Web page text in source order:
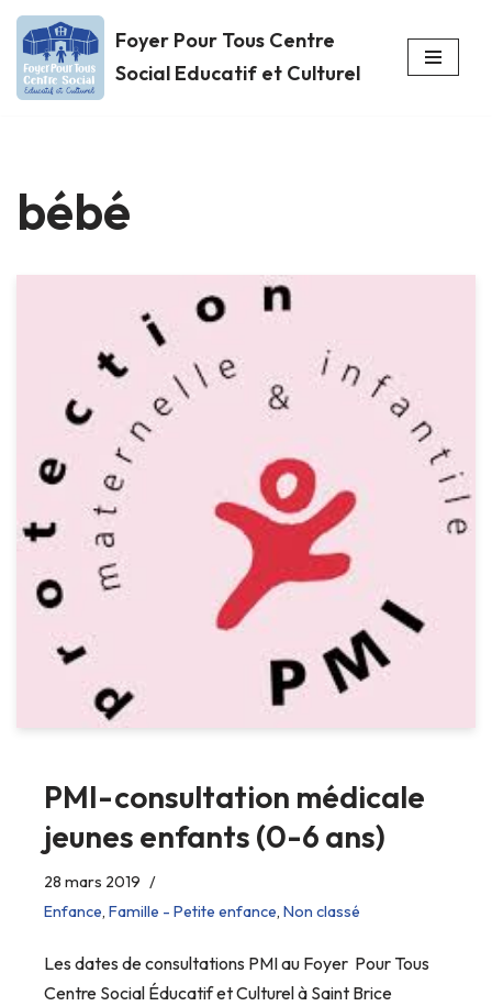
Aller
au
Foyer Pour Tous Centre
Social Educatif et Culturel
bébé
PMI-consultation médicale
jeunes enfants (0-6 ans)
28 mars 2019
Enfance, Famille - Petite enfance, Non classé
Les dates de consultations PMI au Foyer Pour Tous
Centre Social Éducatif et Culturel à Saint Brice